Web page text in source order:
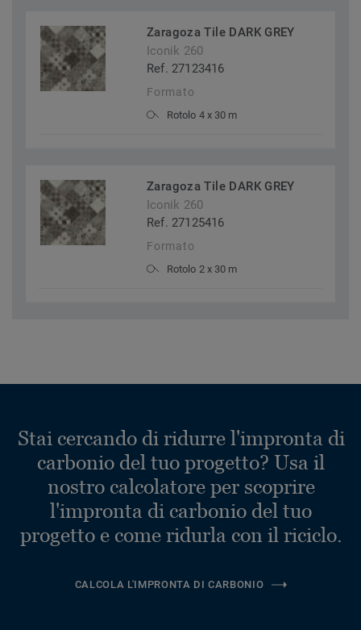
Zaragoza Tile DARK GREY
Iconik 260
Ref. 27123416
Formato
Rotolo 4 x 30 m
Zaragoza Tile DARK GREY
Iconik 260
Ref. 27125416
Formato
Rotolo 2 x 30 m
Stai cercando di ridurre l'impronta di
carbonio del tuo progetto? Usa il
nostro calcolatore per scoprire
l'impronta di carbonio del tuo
progetto e come ridurla con il riciclo.
CALCOLA L'IMPRONTA DI CARBONIO